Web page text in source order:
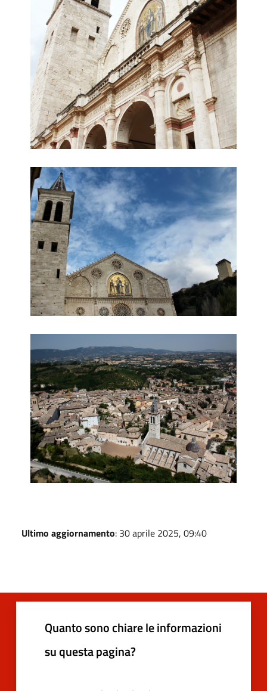
duomo grandangolo
panoramica teatro duomo e rocca da piazza
Ultimo aggiornamento: 30 aprile 2025, 09:40
Quanto sono chiare le informazioni
su questa pagina?